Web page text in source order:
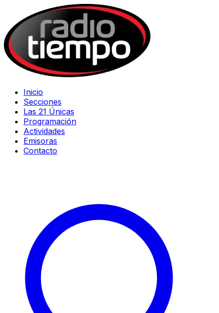
Inicio
Secciones
Las 21 Únicas
Programación
Actividades
Emisoras
Contacto